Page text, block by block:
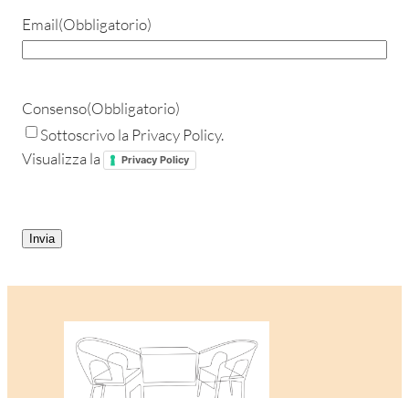
Email(Obbligatorio)
Consenso(Obbligatorio)
Sottoscrivo la Privacy Policy.
Visualizza la
Privacy Policy